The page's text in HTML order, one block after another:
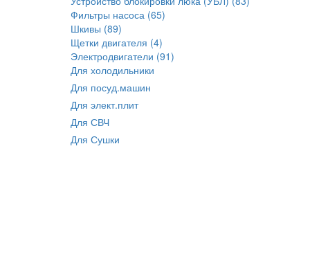
Фильтры насоса (65)
Шкивы (89)
Щетки двигателя (4)
Электродвигатели (91)
Для холодильники
Для посуд.машин
Для элект.плит
Для СВЧ
Для Сушки